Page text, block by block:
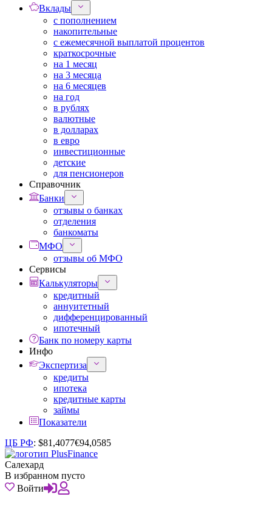
Вклады
с пополнением
накопительные
с ежемесячной выплатой процентов
краткосрочные
на 1 месяц
на 3 месяца
на 6 месяцев
на год
в рублях
валютные
в долларах
в евро
инвестиционные
детские
для пенсионеров
Справочник
Банки
отзывы о банках
отделения
банкоматы
МФО
отзывы об МФО
Сервисы
Калькуляторы
кредитный
аннуитетный
дифференцированный
ипотечный
Банк по номеру карты
Инфо
Экспертиза
кредиты
ипотека
кредитные карты
займы
Показатели
ЦБ РФ: $81,4077€94,0585
Салехард
В избранном пусто
Войти